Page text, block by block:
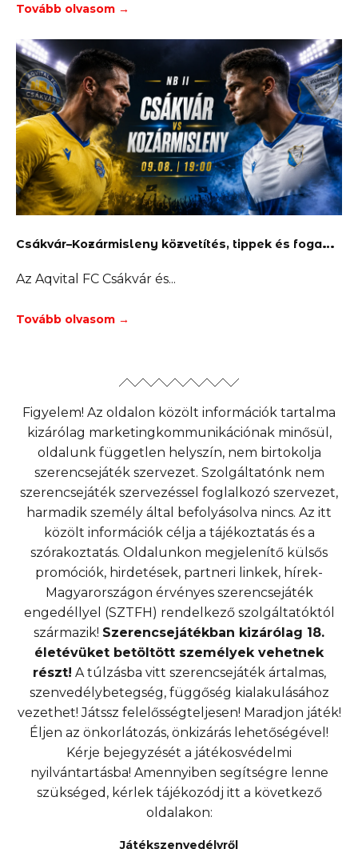
Tovább olvasom →
C
sákvár–Kozármisleny közvetítés, tippek és fogadás
Az Aqvital FC Csákvár és
Tovább olvasom →
Figyelem! Az oldalon közölt információk tartalma
kizárólag marketingkommunikációnak minősül,
oldalunk független helyszín, nem birtokolja
szerencsejáték szervezet. Szolgáltatónk nem
szerencsejáték szervezéssel foglalkozó szervezet,
harmadik személy által befolyásolva nincs. Az itt
közölt információk célja a tájékoztatás és a
szórakoztatás. Oldalunkon megjelenítő külsős
promóciók, hirdetések, partneri linkek, hírek-
Magyarországon érvényes szerencsejáték
engedéllyel (SZTFH) rendelkező szolgáltatóktól
származik! Szerencsejátékban kizárólag 18.
életévüket betöltött személyek vehetnek
részt! A túlzásba vitt szerencsejáték ártalmas,
szenvedélybetegség, függőség kialakulásához
vezethet! Játssz felelősségteljesen! Maradjon játék!
Éljen az önkorlátozás, önkizárás lehetőségével!
Kérje bejegyzését a játékosvédelmi
nyilvántartásba! Amennyiben segítségre lenne
szükséged, kérlek tájékozódj itt a következő
oldalakon:
Játékszenvedélyről